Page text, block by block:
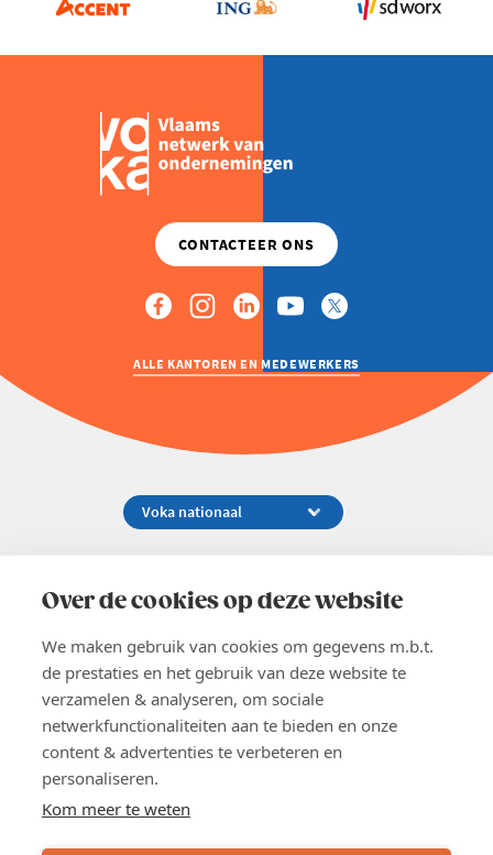
Over de cookies op deze website
We maken gebruik van cookies om gegevens m.b.t.
de prestaties en het gebruik van deze website te
verzamelen & analyseren, om sociale
netwerkfunctionaliteiten aan te bieden en onze
content & advertenties te verbeteren en
personaliseren.
Kom meer te weten
ALLE KANTOREN EN MEDEWERKERS
02 229 81 11
EN
Word lid